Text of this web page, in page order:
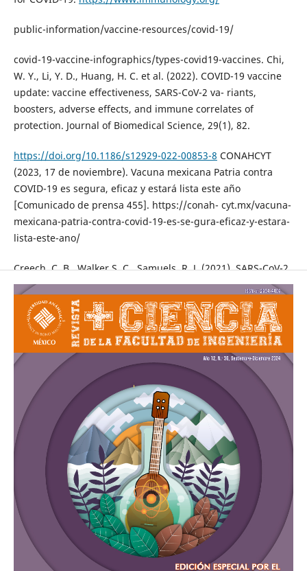
public-information/vaccine-resources/covid-19/
covid-19-vaccine-infographics/types-covid19-vaccines. Chi,
W. Y., Li, Y. D., Huang, H. C. et al. (2022). COVID-19 vaccine
update: vaccine effectiveness, SARS-CoV-2 va- riants,
boosters, adverse effects, and immune correlates of
protection. Journal of Biomedical Science, 29(1), 82.
https://doi.org/10.1186/s12929-022-00853-8 CONAHCYT
(2023, 17 de noviembre). Vacuna mexicana Patria contra
COVID-19 es segura, eficaz y estará lista este año
[Comunicado de prensa 455]. https://conah- cyt.mx/vacuna-
mexicana-patria-contra-covid-19-es-se-gura-eficaz-y-estara-
lista-este-ano/
Creech, C. B., Walker S. C., Samuels, R. J. (2021). SARS-CoV-2
Vaccines. JAMA, 325(13), 1318–1320.
https://doi.org/10.1001/jama.2021.3199
Graham, B. S. (2020). Rapid COVID-19 vaccine development.
Science 368(6494), 945–946.https://doi.org/10.1126/
science.abb8923